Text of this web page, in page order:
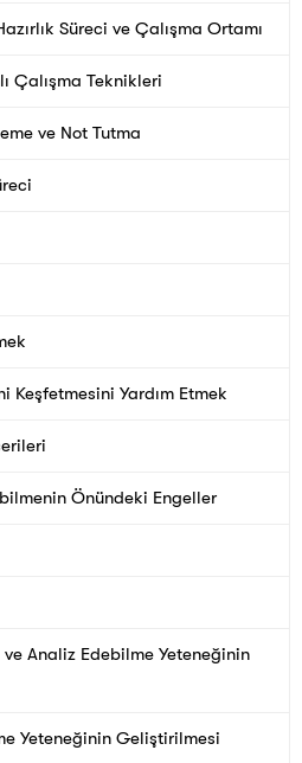
Süreci ve Çalışma Ortamı
Çalışma Teknikleri
ve Not Tutma
Keşfetmesini Yardım Etmek
Önündeki Engeller
Analiz Edebilme Yeteneğinin
Yeteneğinin Geliştirilmesi